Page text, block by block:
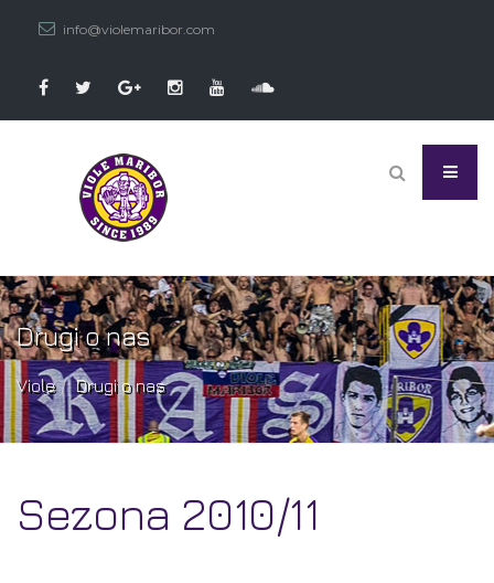
info@violemaribor.com
Drugi o nas
Viole Drugi o nas
Sezona 2010/11